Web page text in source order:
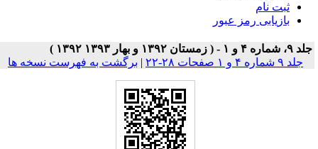
ثبت نام
بازیابی رمز عبور
۴ و ۱ - ( زمستان ۱۳۹۲ و بهار ۱۳۹۳ ۱۳۹۲ )
جلد ۹ شماره ۴ و ۱ صفحات ۲۸-۲۲
| برگشت به فهرست نسخه ها